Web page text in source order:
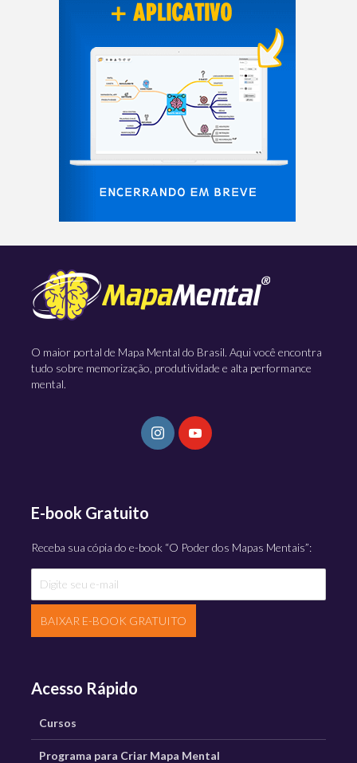
O maior portal de Mapa Mental do Brasil. Aqui você encontra
tudo sobre memorização, produtividade e alta performance
mental.
E-book Gratuito
Receba sua cópia do e-book “O Poder dos Mapas Mentais”:
BAIXAR E-BOOK GRATUITO
Acesso Rápido
Cursos
Programa para Criar Mapa Mental